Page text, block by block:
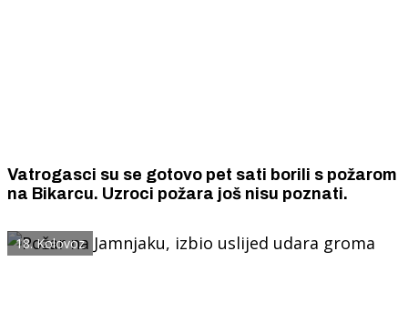
Vatrogasci su se gotovo pet sati borili s požarom
na Bikarcu. Uzroci požara još nisu poznati.
18. Kolovoz